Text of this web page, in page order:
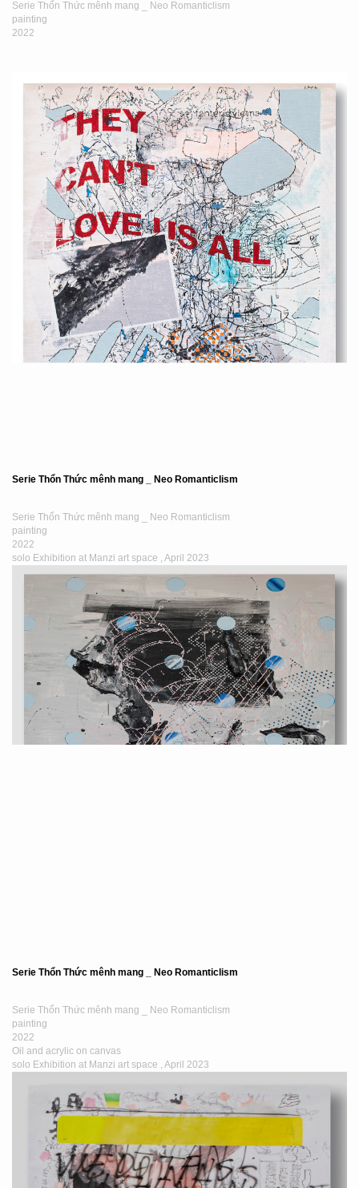
Serie Thổn Thức mênh mang _ Neo Romanticlism
painting
2022
Serie Thổn Thức mênh mang _ Neo Romanticlism
Serie Thổn Thức mênh mang _ Neo Romanticlism
painting
2022
solo Exhibition at Manzi art space , April 2023
Serie Thổn Thức mênh mang _ Neo Romanticlism
Serie Thổn Thức mênh mang _ Neo Romanticlism
painting
2022
Oil and acrylic on canvas
solo Exhibition at Manzi art space , April 2023